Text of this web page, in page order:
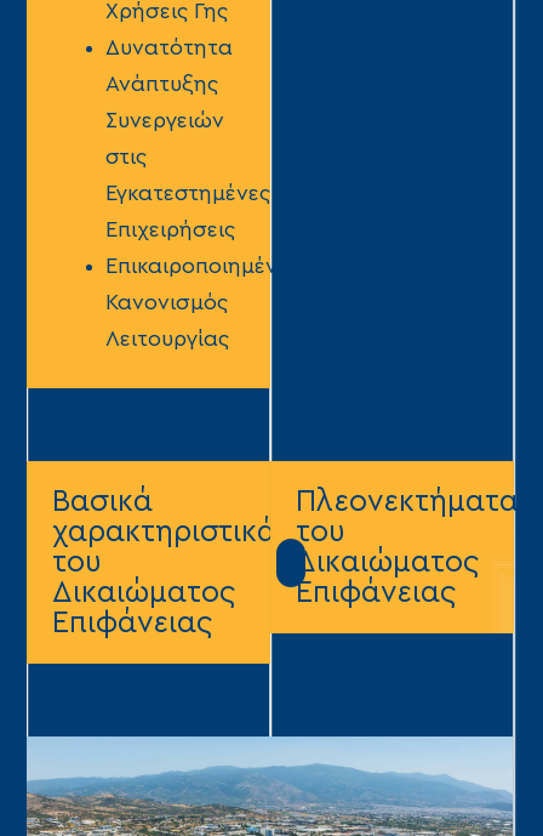
Χρήσεις Γης
Δυνατότητα
Ανάπτυξης
Συνεργειών
στις
Εγκατεστημένες
Επιχειρήσεις
Επικαιροποιημένος
Κανονισμός
Λειτουργίας
Βασικά
χαρακτηριστικά
του
Δικαιώματος
Επιφάνειας
Πλεονεκτήματα
του
Δικαιώματος
Επιφάνειας